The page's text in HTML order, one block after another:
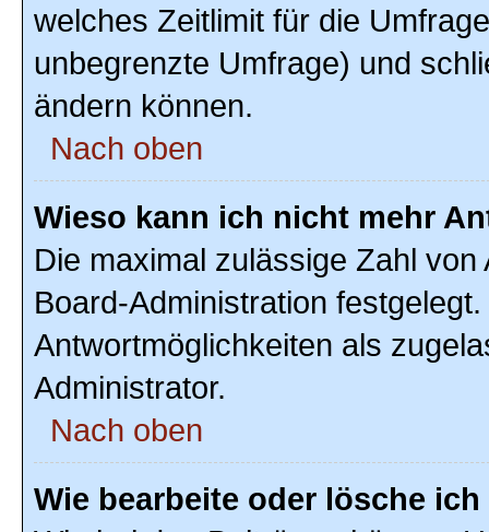
welches Zeitlimit für die
unbegrenzte Umfrage) und
ändern können.
Nach oben
Wieso kann ich nicht mehr
Die maximal zulässige Zahl
Board-Administration
Antwortmöglichkeiten als
Administrator.
Nach oben
Wie bearbeite oder lösche